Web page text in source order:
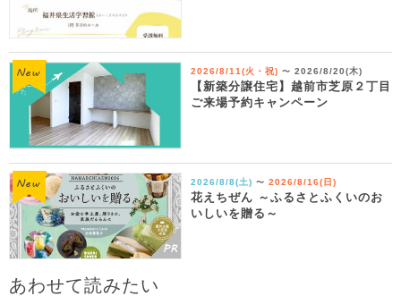
2026/8/11(火・祝) 〜 2026/8/20(木)
【新築分譲住宅】越前市芝原２丁目
ご来場予約キャンペーン
2026/8/8(土) 〜 2026/8/16(日)
花えちぜん ～ふるさとふくいのお
いしいを贈る～
あわせて読みたい